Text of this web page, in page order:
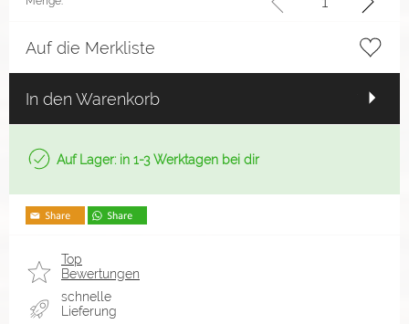
Auf die Merkliste
In den Warenkorb
Auf Lager: in 1-3 Werktagen bei dir
Top
Bewertungen
schnelle
Lieferung